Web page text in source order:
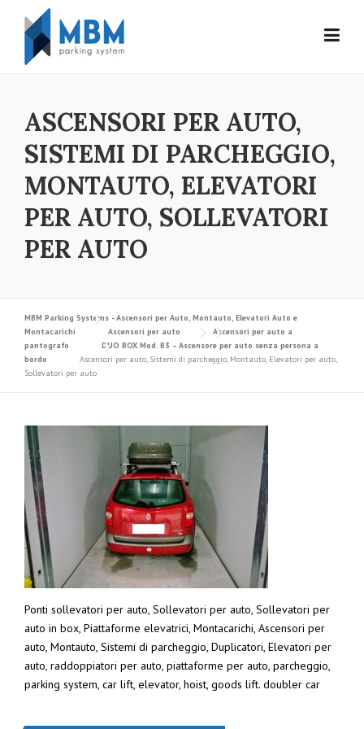
Skip to content
ASCENSORI PER AUTO,
SISTEMI DI PARCHEGGIO,
MONTAUTO, ELEVATORI
PER AUTO, SOLLEVATORI
PER AUTO
MBM Parking Systems - Ascensori per Auto, Montauto, Elevatori Auto e
Montacarichi
Ascensori per auto
Ascensori per auto a
pantografo
DUO BOX Mod. B3 – Ascensore per auto senza persona a
bordo
Ascensori per auto, Sistemi di parcheggio, Montauto, Elevatori per auto,
Sollevatori per auto
Ponti sollevatori per auto, Sollevatori per auto, Sollevatori per
auto in box, Piattaforme elevatrici, Montacarichi, Ascensori per
auto, Montauto, Sistemi di parcheggio, Duplicatori, Elevatori per
auto, raddoppiatori per auto, piattaforme per auto, parcheggio,
parking system, car lift, elevator, hoist, goods lift. doubler car